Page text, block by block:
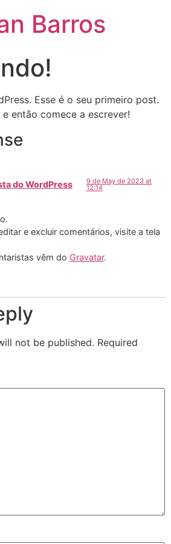
Barros
Esse é o seu primeiro post.
então comece a escrever!
do WordPress
9 de May de 2023 at
12:14
e excluir comentários, visite a tela
vêm do Gravatar.
not be published. Required